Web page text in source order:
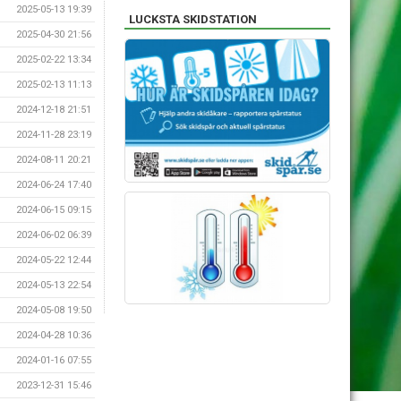
2025-05-13 19:39
2025-04-30 21:56
2025-02-22 13:34
2025-02-13 11:13
2024-12-18 21:51
2024-11-28 23:19
2024-08-11 20:21
2024-06-24 17:40
2024-06-15 09:15
2024-06-02 06:39
2024-05-22 12:44
2024-05-13 22:54
2024-05-08 19:50
2024-04-28 10:36
2024-01-16 07:55
2023-12-31 15:46
LUCKSTA SKIDSTATION